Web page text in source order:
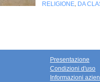
RELIGIONE DA
Presentazione
Condizioni d'uso
Informazioni